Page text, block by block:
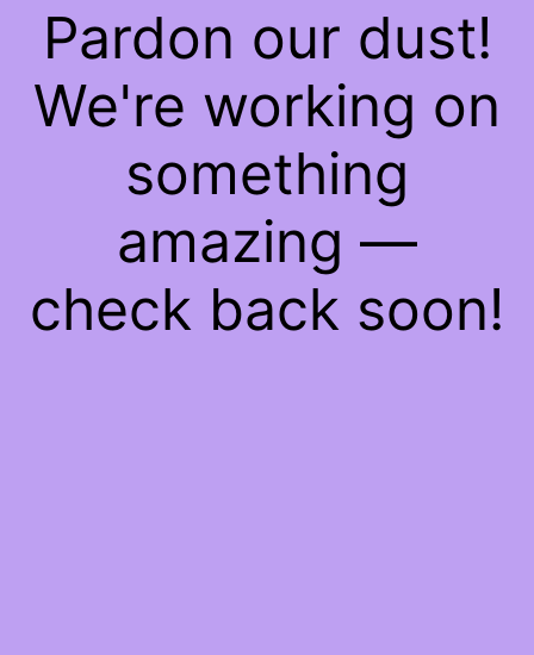
Pardon our dust!
We're working on
something
amazing —
check back soon!